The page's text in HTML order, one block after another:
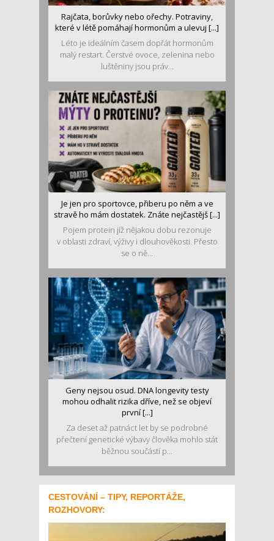
Rajčata, borůvky nebo ořechy. Potraviny,
které v létě pomáhají hormonům a ulevuj [...]
Léto je ideálním časem dopřát hormonům
malý restart. Čerstvé ovoce, zelenina nebo
luštěniny jsou práv...
Je jen pro sportovce, přiberu po něm a ve
stravě ho mám dostatek. Znáte nejčastějš [...]
Pojem protein již nějakou dobu rezonuje
v oblasti zdraví, výživy i dlouhověkosti. Přesto
se o ně...
Geny nejsou osud. DNA longevity testy
mohou odhalit rizika dříve, než se objeví
první [...]
Za deset až patnáct let by se podrobné
přečtení genetické výbavy člověka mohlo stát
běžnou součástí p...
CESTOVÁNÍ – TIPY, REPORTÁŽE,
ROZHOVORY: